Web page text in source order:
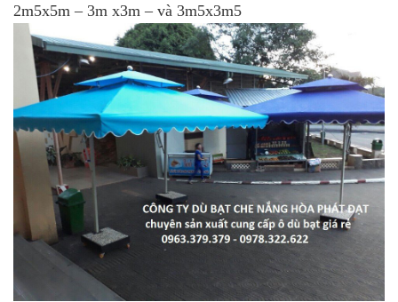
2m5x5m – 3m x3m – và 3m5x3m5